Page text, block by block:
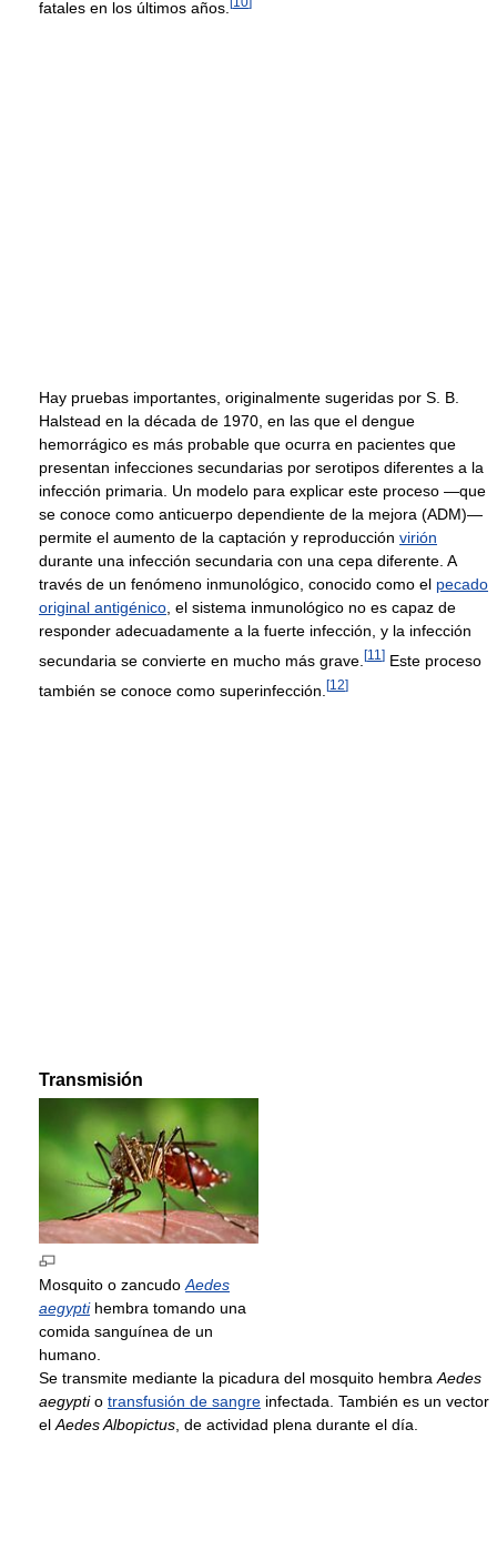
fatales en los últimos años.
Hay pruebas importantes, originalmente sugeridas por S. B.
Halstead en la década de 1970, en las que el dengue
hemorrágico es más probable que ocurra en pacientes que
presentan infecciones secundarias por serotipos diferentes a la
infección primaria. Un modelo para explicar este proceso —que
se conoce como anticuerpo dependiente de la mejora (ADM)—
permite el aumento de la captación y reproducción virión
durante una infección secundaria con una cepa diferente. A
través de un fenómeno inmunológico, conocido como el pecado
original antigénico , el sistema inmunológico no es capaz de
responder adecuadamente a la fuerte infección, y la infección
secundaria se convierte en mucho más grave. [11 ] Este proceso
también se conoce como superinfección. [12]
Transmisión
Mosquito o zancudo Aedes
aegyptihembra tomando una
comida sanguínea de un
humano.
Se transmite mediante la picadura del mosquito hembra Aedes
aegyptio transfusión de sangre infectada. También es un vector
el Aedes Albopictus , de actividad plena durante el día.